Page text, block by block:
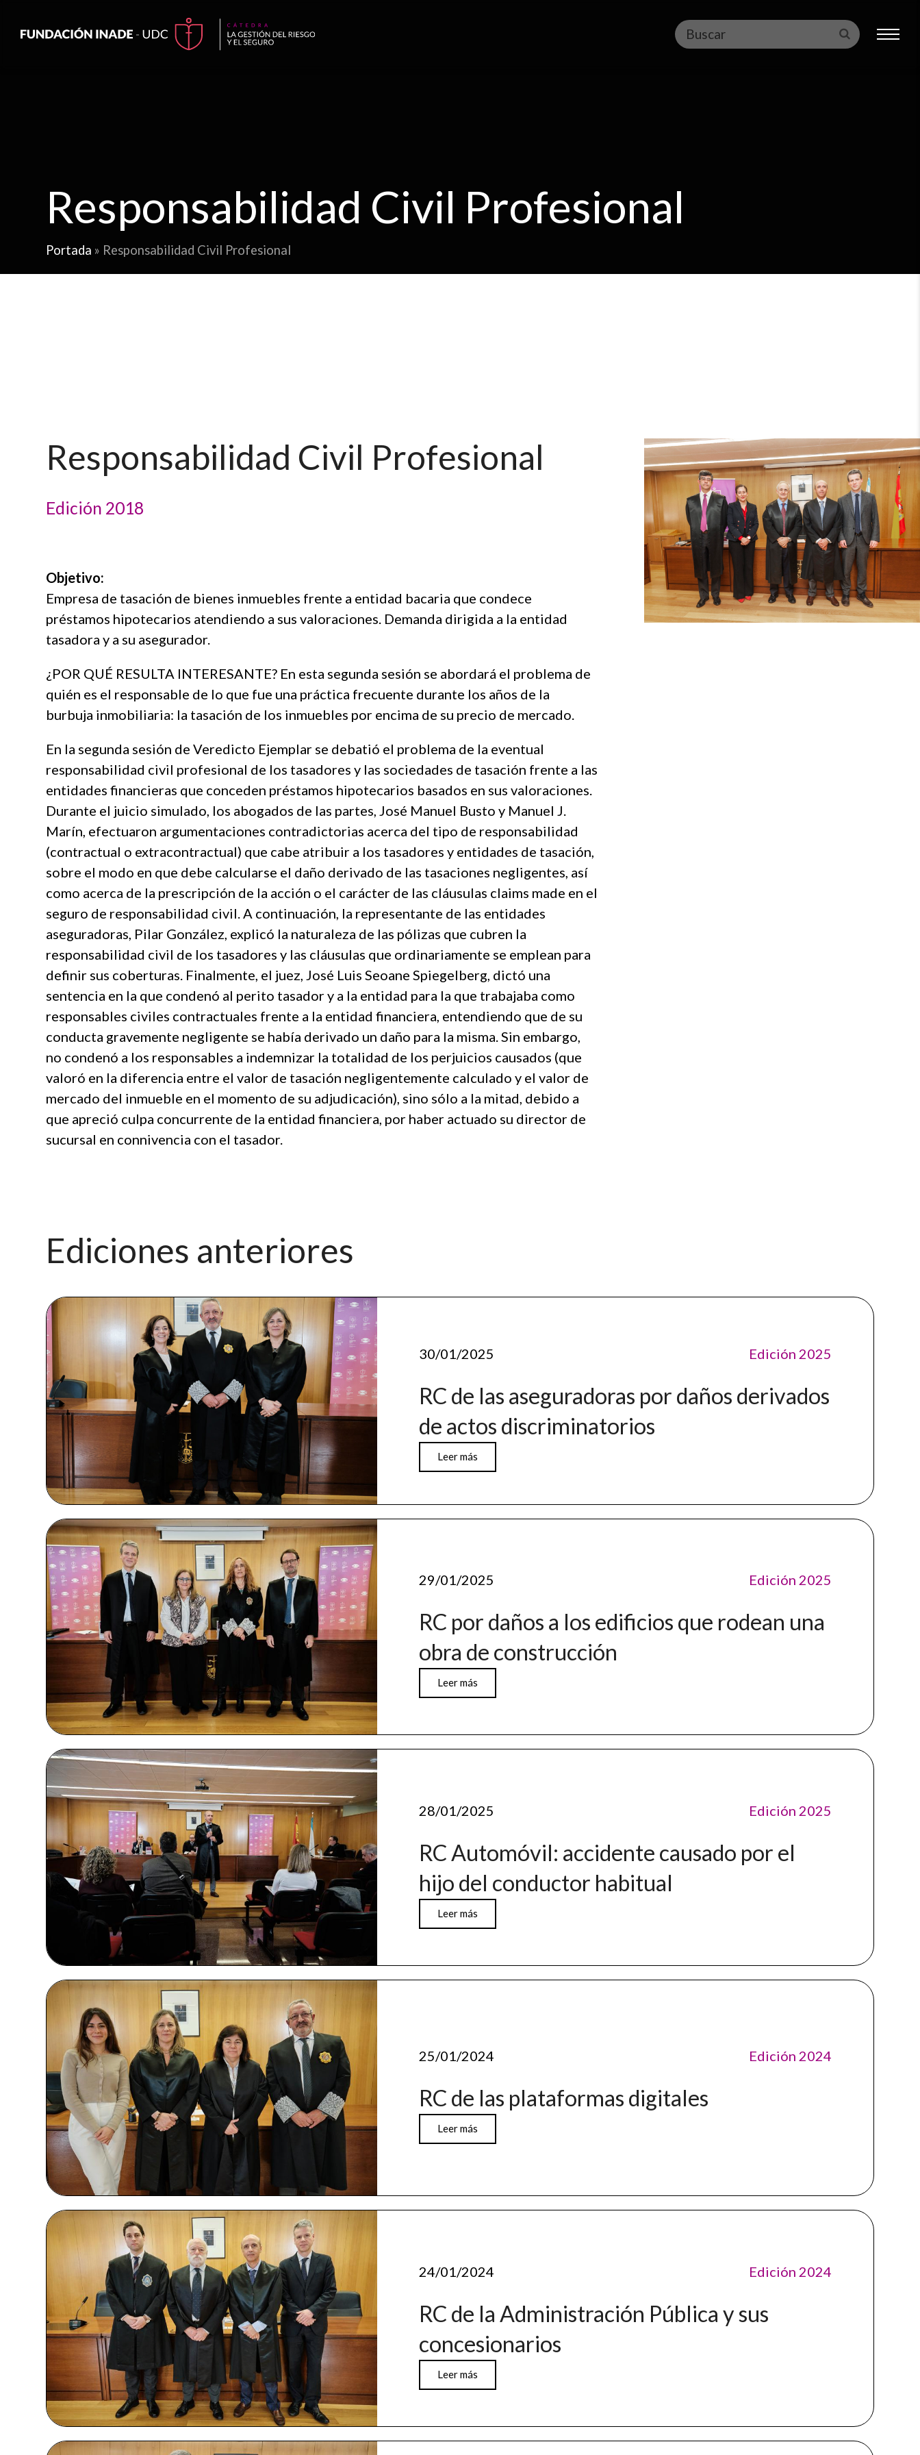
Buscar Enviar
Responsabilidad Civil Profesional
Portada » Responsabilidad Civil Profesional
Responsabilidad Civil Profesional
Edición 2018
Objetivo:
Empresa de tasación de bienes inmuebles frente a entidad bacaria que condece
préstamos hipotecarios atendiendo a sus valoraciones. Demanda dirigida a la entidad
tasadora y a su asegurador.
¿POR QUÉ RESULTA INTERESANTE? En esta segunda sesión se abordará el problema de
quién es el responsable de lo que fue una práctica frecuente durante los años de la
burbuja inmobiliaria: la tasación de los inmuebles por encima de su precio de mercado.
En la segunda sesión de Veredicto Ejemplar se debatió el problema de la eventual
responsabilidad civil profesional de los tasadores y las sociedades de tasación frente a las
entidades financieras que conceden préstamos hipotecarios basados en sus valoraciones.
Durante el juicio simulado, los abogados de las partes, José Manuel Busto y Manuel J.
Marín, efectuaron argumentaciones contradictorias acerca del tipo de responsabilidad
(contractual o extracontractual) que cabe atribuir a los tasadores y entidades de tasación,
sobre el modo en que debe calcularse el daño derivado de las tasaciones negligentes, así
como acerca de la prescripción de la acción o el carácter de las cláusulas claims made en el
seguro de responsabilidad civil. A continuación, la representante de las entidades
aseguradoras, Pilar González, explicó la naturaleza de las pólizas que cubren la
responsabilidad civil de los tasadores y las cláusulas que ordinariamente se emplean para
definir sus coberturas. Finalmente, el juez, José Luis Seoane Spiegelberg, dictó una
sentencia en la que condenó al perito tasador y a la entidad para la que trabajaba como
responsables civiles contractuales frente a la entidad financiera, entendiendo que de su
conducta gravemente negligente se había derivado un daño para la misma. Sin embargo,
no condenó a los responsables a indemnizar la totalidad de los perjuicios causados (que
valoró en la diferencia entre el valor de tasación negligentemente calculado y el valor de
mercado del inmueble en el momento de su adjudicación), sino sólo a la mitad, debido a
que apreció culpa concurrente de la entidad financiera, por haber actuado su director de
sucursal en connivencia con el tasador.
Ediciones anteriores
30/01/2025 Edición 2025
RC de las aseguradoras por daños derivados
de actos discriminatorios
Leer más
29/01/2025 Edición 2025
RC por daños a los edificios que rodean una
obra de construcción
Leer más
28/01/2025 Edición 2025
RC Automóvil: accidente causado por el
hijo del conductor habitual
Leer más
25/01/2024 Edición 2024
RC de las plataformas digitales
Leer más
24/01/2024 Edición 2024
RC de la Administración Pública y sus
concesionarios
Leer más